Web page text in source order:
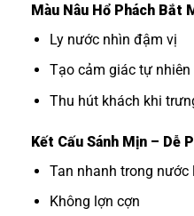
Màu Nâu Hổ Phách Bắt
Ly nước nhìn đậm vị
Tạo cảm giác tự nhiên
Thu hút khách khi
Kết Cấu Sánh Mịn – Dễ
Tan nhanh trong nước
Không lợn cợn